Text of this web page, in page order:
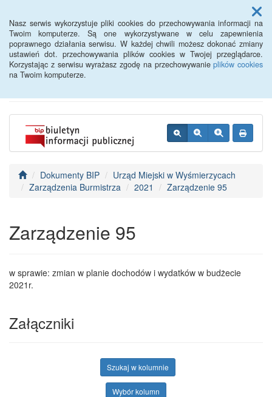
Nasz serwis wykorzystuje pliki cookies do przechowywania informacji na
Twoim komputerze. Są one wykorzystywane w celu zapewnienia
poprawnego działania serwisu. W każdej chwili możesz dokonać zmiany
ustawień dot. przechowywania plików cookies w Twojej przeglądarce.
Korzystając z serwisu wyrażasz zgodę na przechowywanieplików cookies
na Twoim komputerze.
Menu
BIP - Urząd Miejski
Wyśmierzyce
Dokumenty BIP
Urząd Miejski w Wyśmierzycach
Zarządzenia Burmistrza
2021 Zarządzenie 95
Zarządzenie 95
w sprawie: zmian w planie dochodów i wydatków w budżecie
2021r.
Załączniki
Szukaj w kolumnie
Wybór kolumn